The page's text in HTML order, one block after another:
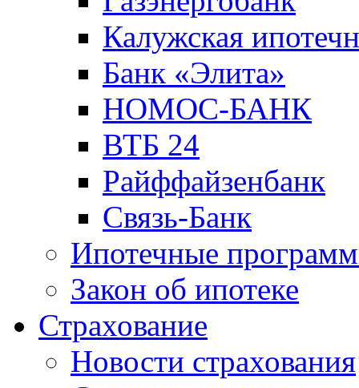
Калужская
Банк «Элита»
НОМОС-БАНК
ВТБ 24
Райффайзенбанк
Связь-Банк
Ипотечные
Закон об ипотеке
Страхование
Новости страхования